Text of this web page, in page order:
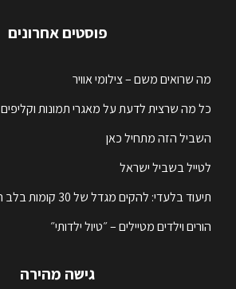
פוסטים אחרונים
מה שרואים משם – צילומי אוויר
כל מה שרצית לדעת על מאגרי תמונות וקליפים
השביל הזה מתחיל כאן
לטייל בשביל ישראל
תיעוד בלעדי: להקים מגדל של 30 קומות בלב הים
הורים וילדים מטיילים – ״טיול ילדותי״
גישה מהירה